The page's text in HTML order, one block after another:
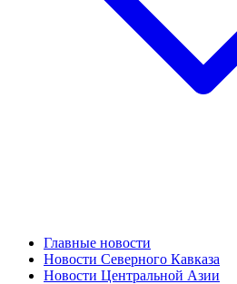
Главные новости
Новости Северного Кавказа
Новости Центральной Азии